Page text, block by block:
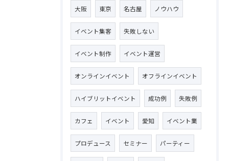
大阪 東京 名古屋 ノウハウ
イベント集客 失敗しない
イベント制作 イベント運営
オンラインイベント オフラインイベント
ハイブリットイベント 成功例 失敗例
カフェ イベント 愛知 イベント業
プロデュース セミナー パーティー